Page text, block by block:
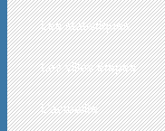
Les statistiques
Les villes étapes
L’actualité